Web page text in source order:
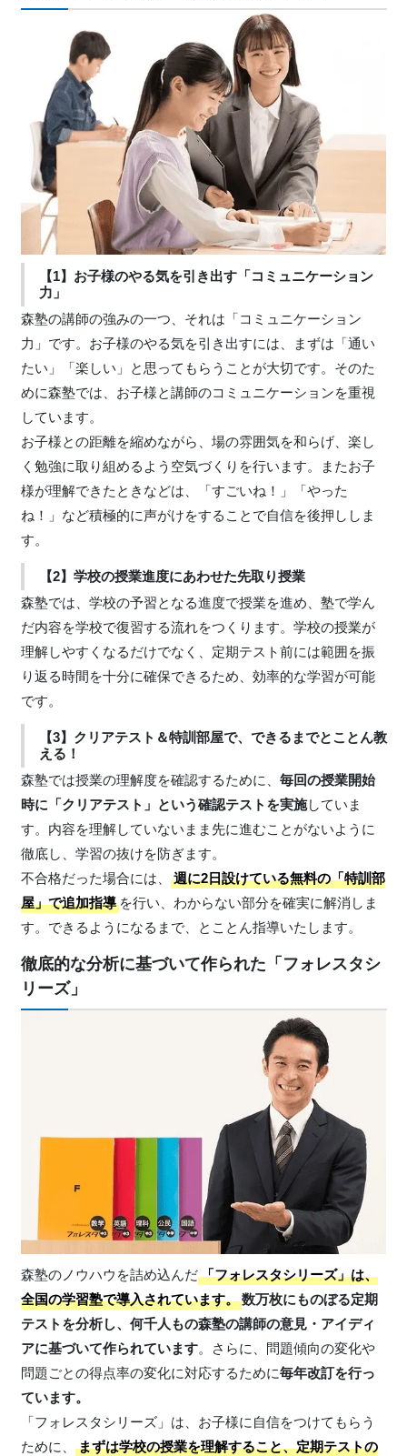
【1】お子様のやる気を引き出す「コミュニケーション
力」
森塾の講師の強みの一つ、それは「コミュニケーション
力」です。お子様のやる気を引き出すには、まずは「通い
たい」「楽しい」と思ってもらうことが大切です。そのた
めに森塾では、お子様と講師のコミュニケーションを重視
しています。
お子様との距離を縮めながら、場の雰囲気を和らげ、楽し
く勉強に取り組めるよう空気づくりを行います。またお子
様が理解できたときなどは、「すごいね！」「やった
ね！」など積極的に声がけをすることで自信を後押ししま
す。
【2】学校の授業進度にあわせた先取り授業
森塾では、学校の予習となる進度で授業を進め、塾で学ん
だ内容を学校で復習する流れをつくります。学校の授業が
理解しやすくなるだけでなく、定期テスト前には範囲を振
り返る時間を十分に確保できるため、効率的な学習が可能
です。
【3】クリアテスト＆特訓部屋で、できるまでとことん教
える！
森塾では授業の理解度を確認するために、 毎回の授業開始
時に「クリアテスト」という確認テストを実施していま
す。内容を理解していないまま先に進むことがないように
徹底し、学習の抜けを防ぎます。
不合格だった場合には、
週に2日設けている無料の「特訓部
屋」で追加指導を行い、わからない部分を確実に解消しま
す。できるようになるまで、とことん指導いたします。
徹底的な分析に基づいて作られた「フォレスタシ
リーズ」
森塾のノウハウを詰め込んだ「フォレスタシリーズ」は、
全国の学習塾で導入されています。数万枚にものぼる定期
テストを分析し、何千人もの森塾の講師の意見・アイディ
アに基づいて作られています。さらに、問題傾向の変化や
問題ごとの得点率の変化に対応するために毎年改訂を行っ
ています。
「フォレスタシリーズ」は、お子様に自信をつけてもらう
ために、
まずは学校の授業を理解すること、定期テストの